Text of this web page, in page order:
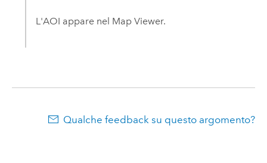
L'AOI appare nel Map Viewer.
Qualche feedback su questo argomento?